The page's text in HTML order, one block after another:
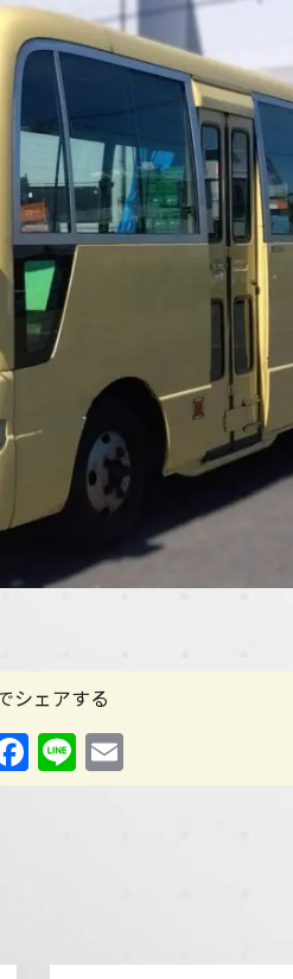
シェアする
Facebook
Line